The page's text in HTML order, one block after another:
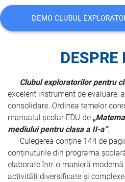
DEMO CLUBUL
DESPRE
Clubul exploratorilor pentru
excelent instrument de evaluare,
consolidare. Ordinea temelor
manualul școlar EDU de „
mediului pentru clasa a II-a”.
Culegerea conține 144 de
conținuturile din programa
elaborate într-o manieră
activități diversificate și